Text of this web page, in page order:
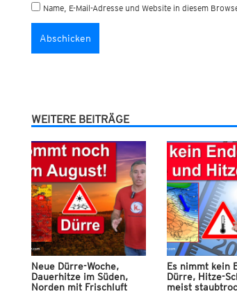
Name, E-Mail-Adresse und Website in diesem
WEITERE BEITRÄGE
Neue Dürre-Woche,
Dauerhitze im Süden,
Norden mit Frischluft
Es nimmt kein
Dürre, Hitze-
meist